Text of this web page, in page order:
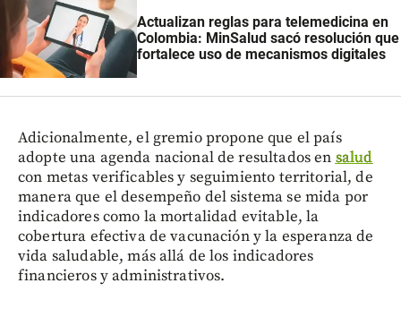
Actualizan reglas para telemedicina en
Colombia: MinSalud sacó resolución que
fortalece uso de mecanismos digitales
Adicionalmente, el gremio propone que el país
adopte una agenda nacional de resultados en salud
con metas verificables y seguimiento territorial, de
manera que el desempeño del sistema se mida por
indicadores como la mortalidad evitable, la
cobertura efectiva de vacunación y la esperanza de
vida saludable, más allá de los indicadores
financieros y administrativos.